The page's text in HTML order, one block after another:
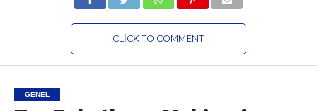
CLICK TO COMMENT
GENEL